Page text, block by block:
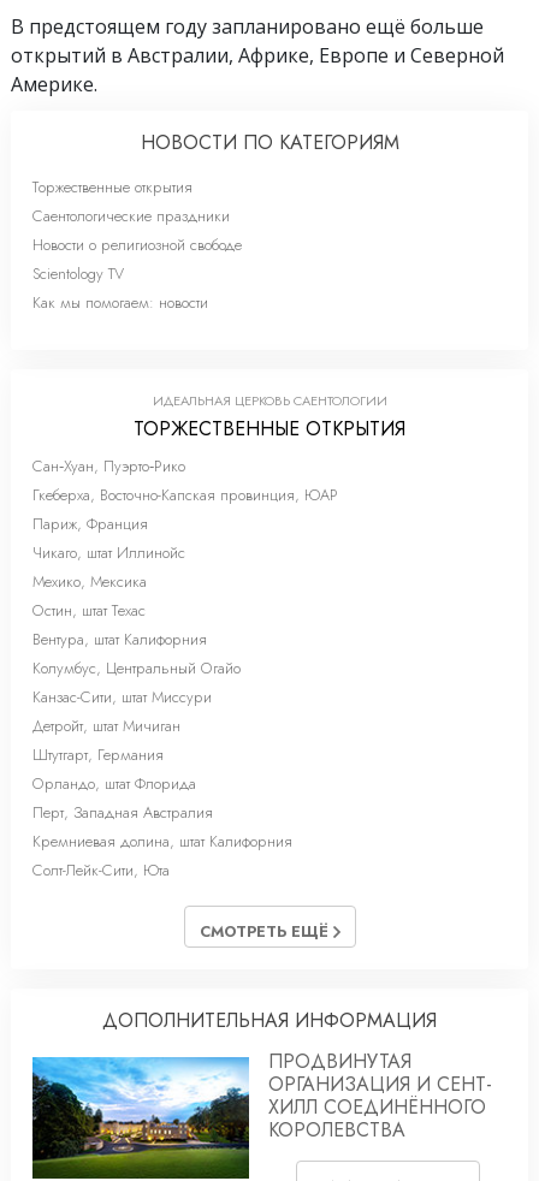
В предстоящем году запланировано ещё больше
открытий в Австралии, Африке, Европе и Северной
Америке.
НОВОСТИ ПО КАТЕГОРИЯМ
Торжественные открытия
Саентологические праздники
Новости о религиозной свободе
Scientology TV
Как мы помогаем: новости
ИДЕАЛЬНАЯ ЦЕРКОВЬ САЕНТОЛОГИИ
ТОРЖЕСТВЕННЫЕ ОТКРЫТИЯ
Сан‑Хуан, Пуэрто‑Рико
Гкеберха, Восточно-Капская провинция, ЮАР
Париж, Франция
Чикаго, штат Иллинойс
Мехико, Мексика
Остин, штат Техас
Вентура, штат Калифорния
Колумбус, Центральный Огайо
Канзас-Сити, штат Миссури
Детройт, штат Мичиган
Штутгарт, Германия
Орландо, штат Флорида
Перт, Западная Австралия
Кремниевая долина, штат Калифорния
Солт-Лейк-Cити, Юта
СМОТРЕТЬ ЕЩЁ
ДОПОЛНИТЕЛЬНАЯ ИНФОРМАЦИЯ
ПРОДВИНУТАЯ
ОРГАНИЗАЦИЯ И СЕНТ-
ХИЛЛ СОЕДИНЁННОГО
КОРОЛЕВСТВА